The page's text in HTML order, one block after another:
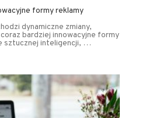
formy reklamy
dynamiczne zmiany,
bardziej innowacyjne formy
sztucznej inteligencji, …